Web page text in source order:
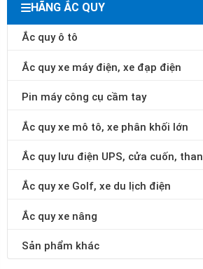
HÃNG ẮC QUY
Ắc quy ô tô
Ắc quy xe máy điện, xe đạp điện
Pin máy công cụ cầm tay
Ắc quy xe mô tô, xe phân khối lớn
Ắc quy lưu điện UPS, cửa cuốn,
Ắc quy xe Golf, xe du lịch điện
Ắc quy xe nâng
Sản phẩm khác